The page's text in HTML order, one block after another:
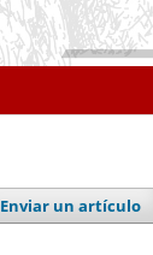
Enviar un artículo